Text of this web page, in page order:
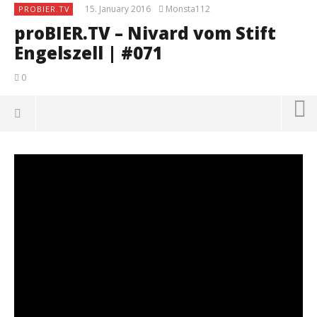
PROBIER.TV 15. January 2016 Monsta112
proBIER.TV – Nivard vom Stift
Engelszell | #071
0